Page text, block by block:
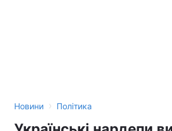
Новини › Політика